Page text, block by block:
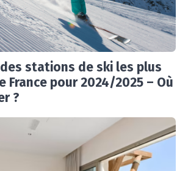
stations de ski les plus
France pour 2024/2025 – Où
?